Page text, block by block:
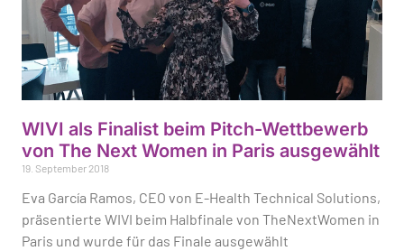
WIVI als Finalist beim Pitch-Wettbewerb
von The Next Women in Paris ausgewählt
19. September 2018
Eva García Ramos, CEO von E-Health Technical Solutions,
präsentierte WIVI beim Halbfinale von TheNextWomen in
Paris und wurde für das Finale ausgewählt